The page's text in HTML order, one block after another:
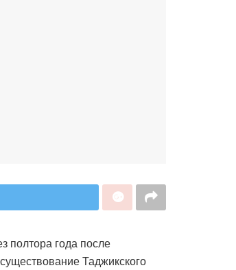
полтора года после
Таджикского